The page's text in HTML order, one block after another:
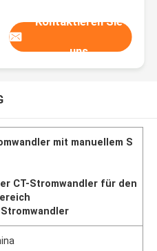
Kontaktieren Sie
uns
mit manuellem S
CT-Stromwandler für den
Stromwandler